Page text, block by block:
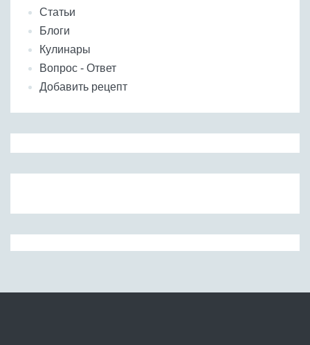
Статьи
Блоги
Кулинары
Вопрос - Ответ
Добавить рецепт